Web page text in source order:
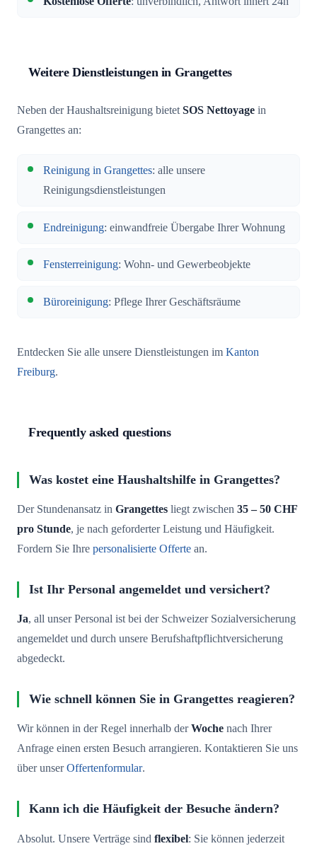
Weitere Dienstleistungen in Grangettes
Neben der Haushaltsreinigung bietetSOS Nettoyage in
Grangettes an:
Reinigung in Grangettes: alle unsere
Reinigungsdienstleistungen
Endreinigung: einwandfreie Übergabe Ihrer Wohnung
Fensterreinigung: Wohn- und Gewerbeobjekte
Büroreinigung: Pflege Ihrer Geschäftsräume
Entdecken Sie alle unsere Dienstleistungen im Kanton
Freiburg.
Frequently asked questions
Was kostet eine Haushaltshilfe in Grangettes?
Der Stundenansatz in Grangettes liegt zwischen 35 – 50 CHF
pro Stunde, je nach geforderter Leistung und Häufigkeit.
Fordern Sie Ihre personalisierte Offerte an.
Ist Ihr Personal angemeldet und versichert?
Ja, all unser Personal ist bei der Schweizer Sozialversicherung
angemeldet und durch unsere Berufshaftpflichtversicherung
abgedeckt.
Wie schnell können Sie in Grangettes reagieren?
Wir können in der Regel innerhalb derWoche nach Ihrer
Anfrage einen ersten Besuch arrangieren. Kontaktieren Sie uns
über unserOffertenformular.
Kann ich die Häufigkeit der Besuche ändern?
Absolut. Unsere Verträge sind flexibel: Sie können jederzeit